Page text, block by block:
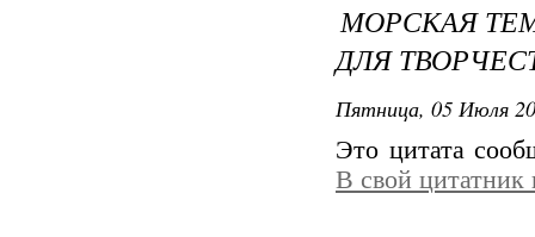
МОРСКАЯ
ДЛЯ
Пятница, 05 Июля
Это цитата
В свой цитатник